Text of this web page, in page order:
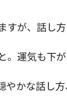
すが、話し
。運気も下
やかな話し